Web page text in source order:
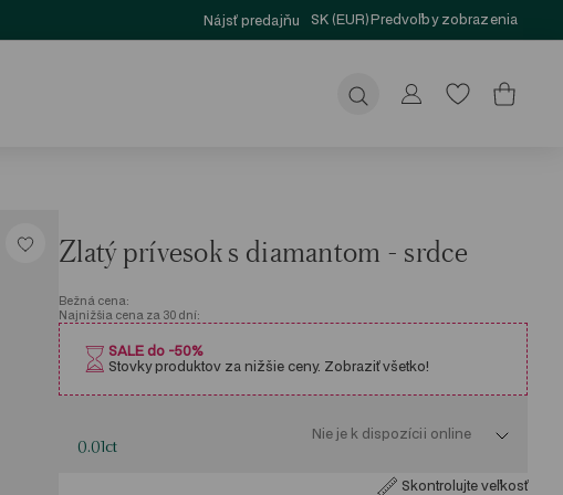
Nájsť predajňu SK (EUR)Predvoľby zobrazenia
Odoslať
Zlatý prívesok s diamantom - srdce
Bežná cena:
Najnižšia cena za 30 dní:
SALE do -50%
Stovky produktov za nižšie ceny. Zobraziť všetko!
0.01ct
Nie je k dispozícii online
Skontrolujte veľkosť